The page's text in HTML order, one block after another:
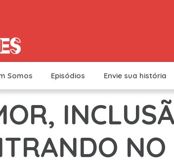
Somos Episódios Envie sua história